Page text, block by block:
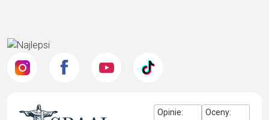
Cena na żądanie
Artystyczna granitowa
A137
Wyjątkowa granitowa
A136